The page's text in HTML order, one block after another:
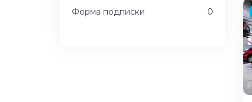
Форма подписки 0